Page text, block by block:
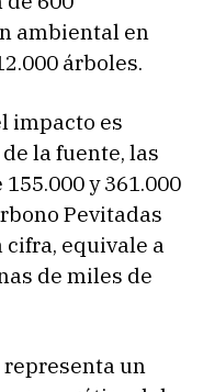
ambiental en
árboles.
impacto es
la fuente, las
y 361.000
Pevitadas
cifra, equivale a
de miles de
un